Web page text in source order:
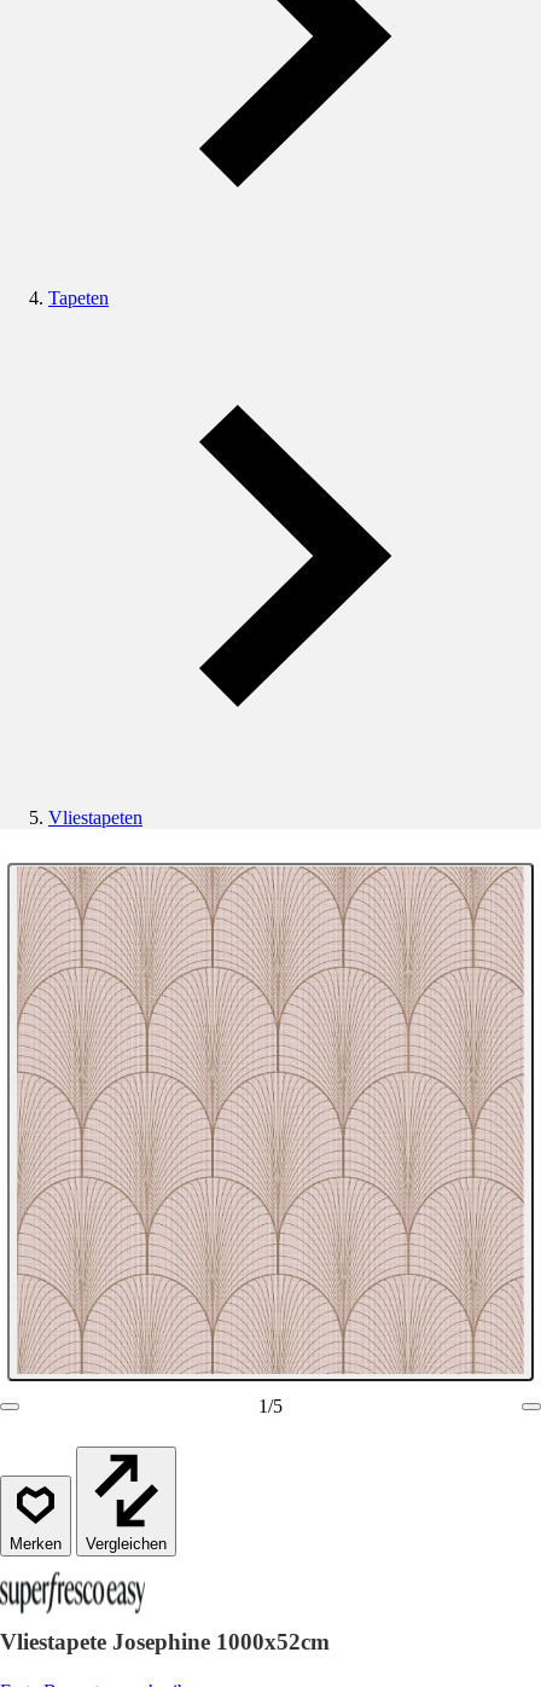
Tapeten
Vliestapeten
1/5
Vergleichen
Vliestapete Josephine 1000x52cm